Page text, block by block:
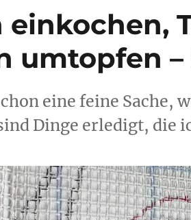
einkochen,
umtopfen
eine feine
Dinge erledigt, die